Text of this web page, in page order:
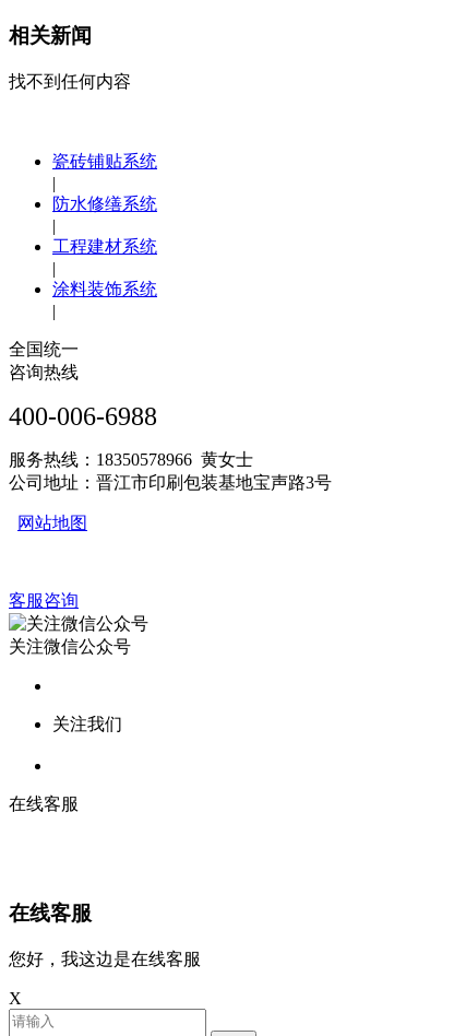
相关新闻
找不到任何内容
瓷砖铺贴系统
|
防水修缮系统
|
工程建材系统
|
涂料装饰系统
|
全国统一
咨询热线
400-006-6988
服务热线：18350578966 黄女士
公司地址：晋江市印刷包装基地宝声路3号
网站地图
客服咨询
关注微信公众号
关注我们
在线客服
在线客服
您好，我这边是在线客服
X